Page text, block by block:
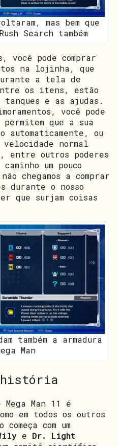
mas bem que
Search também
você pode comprar
na lojinha, que
a tela de
os itens, estão
e as ajudas.
você pode
permitem que a sua
automaticamente, ou
velocidade normal
entre outros poderes
um pouco
chegamos a comprar
durante o nosso
que surjam coisas
também a armadura
Man
história
Man 11 é
em todos os outros
com um
e Dr. Light